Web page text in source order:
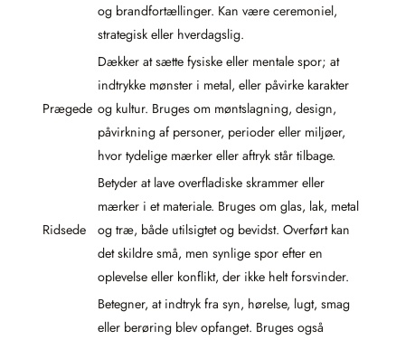
og brandfortællinger. Kan være ceremoniel,
strategisk eller hverdagslig.
Prægede
Dækker at sætte fysiske eller mentale spor; at
indtrykke mønster i metal, eller påvirke karakter
og kultur. Bruges om møntslagning, design,
påvirkning af personer, perioder eller miljøer,
hvor tydelige mærker eller aftryk står tilbage.
Ridsede
Betyder at lave overfladiske skrammer eller
mærker i et materiale. Bruges om glas, lak, metal
og træ, både utilsigtet og bevidst. Overført kan
det skildre små, men synlige spor efter en
oplevelse eller konflikt, der ikke helt forsvinder.
Betegner, at indtryk fra syn, hørelse, lugt, smag
eller berøring blev opfanget. Bruges også